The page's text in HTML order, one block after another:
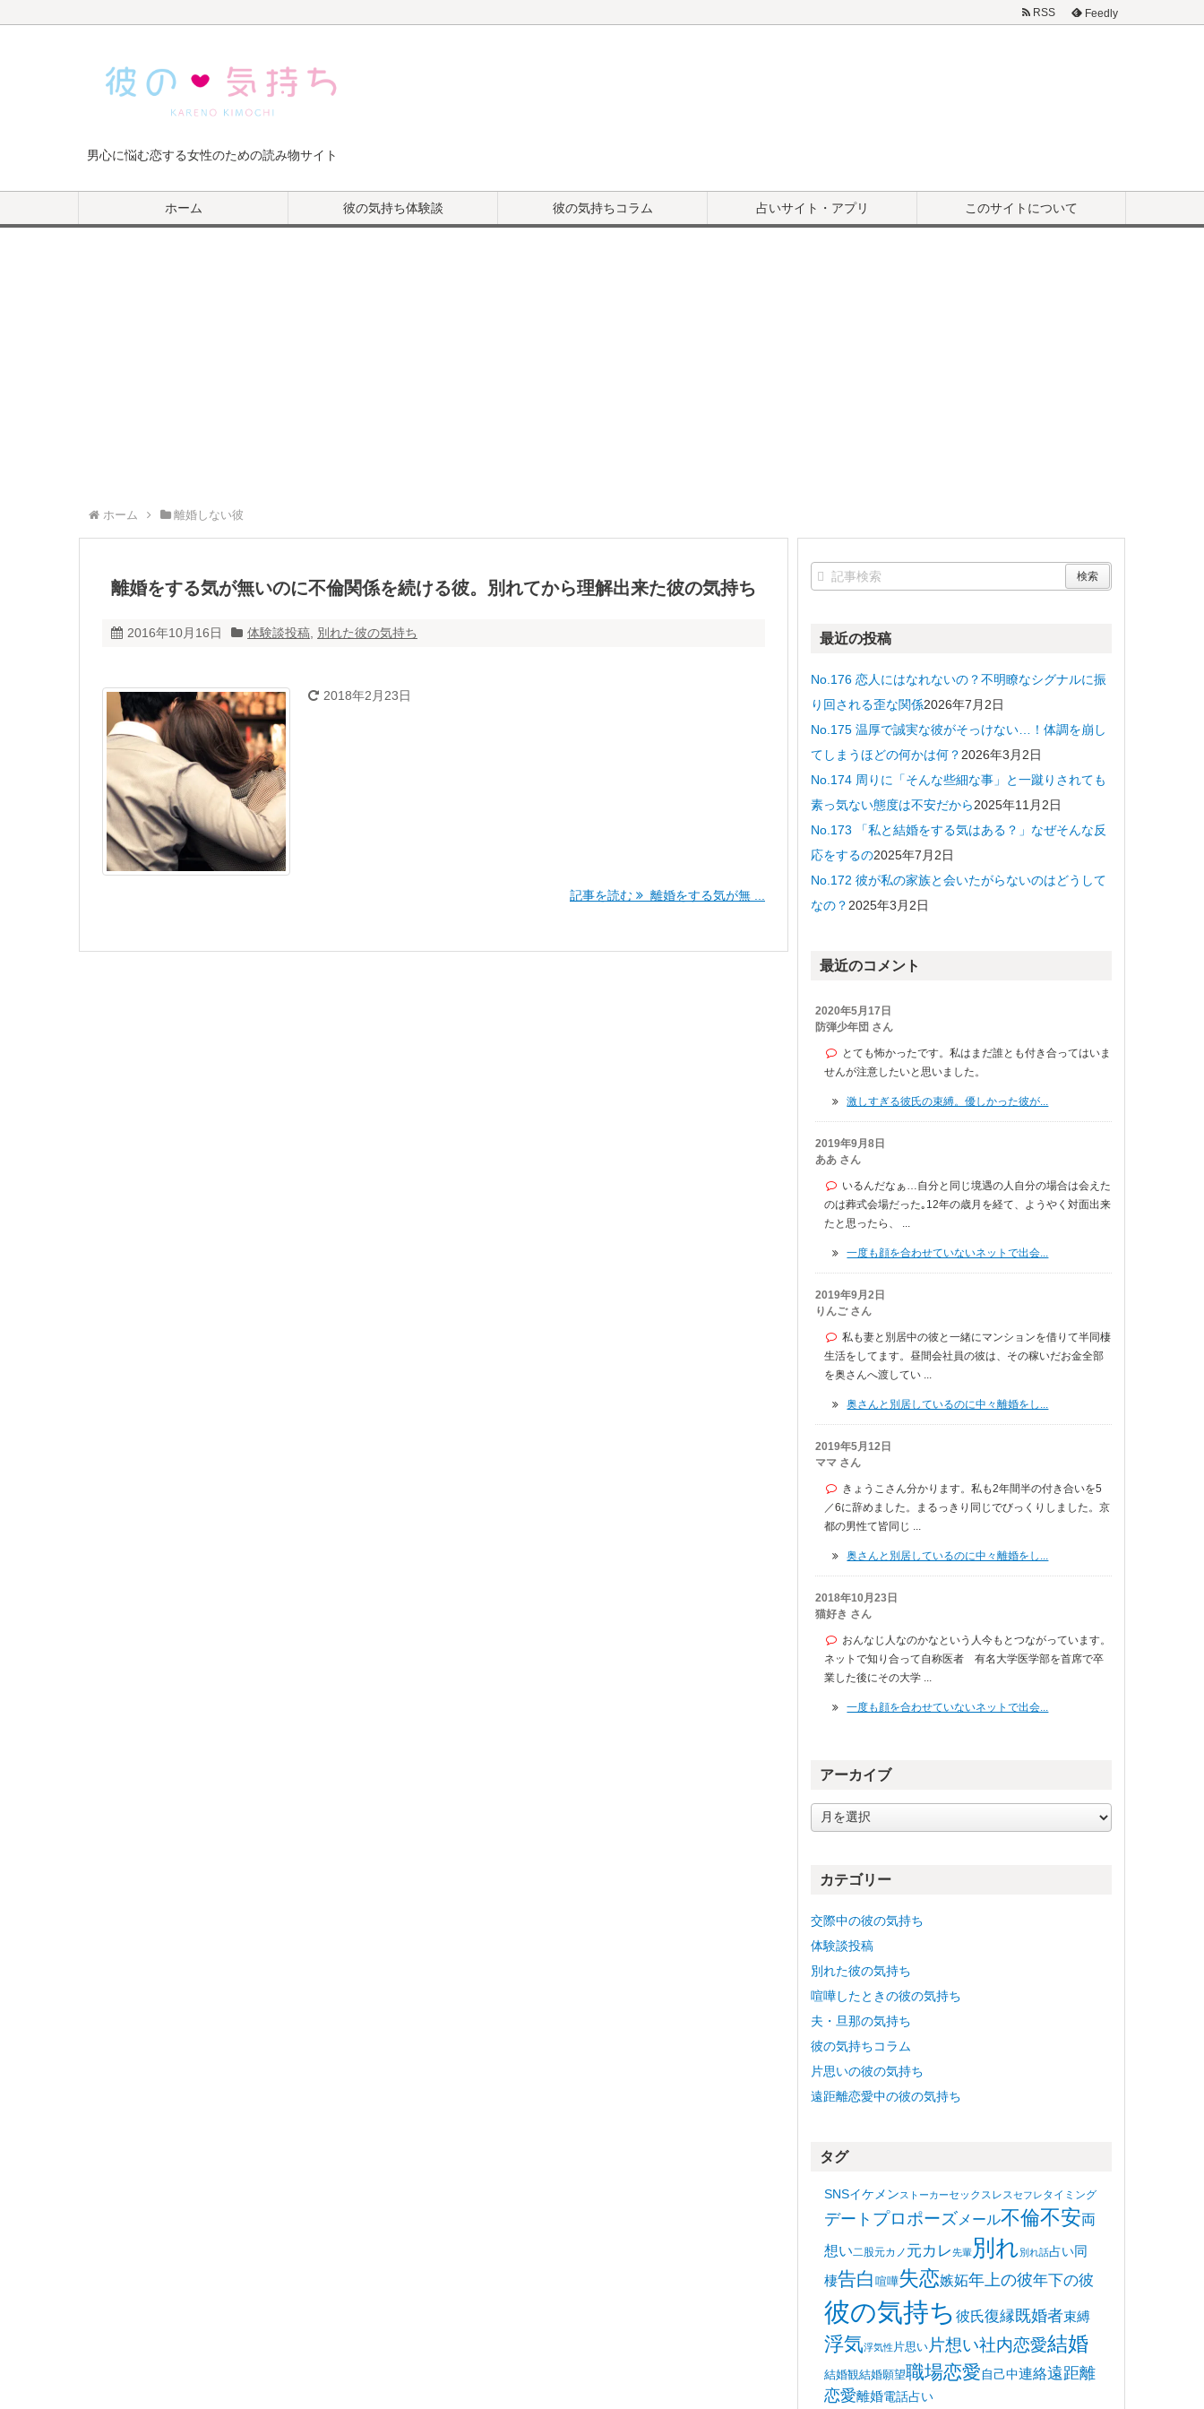
男心に悩む恋する女性のための読み物サイト
ホーム 彼の気持ち体験談 彼の気持ちコラム 占いサイト・アプリ このサイトについて
RSS Feedly
ホーム 離婚しない彼
離婚をする気が無いのに不倫関係を続ける彼。別れてから理解出来た彼の気持ち
2016年10月16日 体験談投稿 別れた彼の気持ち
2018年2月23日
記事を読む 離婚をする気が無 ...
最近の投稿
No.176 恋人にはなれないの？不明瞭なシグナルに振
り回される歪な関係2026年7月2日
No.175 温厚で誠実な彼がそっけない…！体調を崩し
てしまうほどの何かは何？ 2026年3月2日
No.174 周りに「そんな些細な事」と一蹴りされても
素っ気ない態度は不安だから2025年11月2日
No.173 「私と結婚をする気はある？」なぜそんな反
応をするの2025年7月2日
No.172 彼が私の家族と会いたがらないのはどうして
なの？ 2025年3月2日
最近のコメント
2020年5月17日
防弾少年団 さん
とても怖かったです。私はまだ誰とも付き合ってはいま
せんが注意したいと思いました。
激しすぎる彼氏の束縛。優しかった彼が...
2019年9月8日
ああ さん
いるんだなぁ…自分と同じ境遇の人自分の場合は会えた
のは葬式会場だった｡12年の歳月を経て、ようやく対面出来
たと思ったら、 ...
一度も顔を合わせていないネットで出会...
2019年9月2日
りんご さん
私も妻と別居中の彼と一緒にマンションを借りて半同棲
生活をしてます。昼間会社員の彼は、その稼いだお金全部
を奥さんへ渡してい ...
奥さんと別居しているのに中々離婚をし...
2019年5月12日
ママ さん
きょうこさん分かります。私も2年間半の付き合いを5
／6に辞めました。まるっきり同じでびっくりしました。京
都の男性て皆同じ ...
奥さんと別居しているのに中々離婚をし...
2018年10月23日
猫好き さん
おんなじ人なのかなという人今もとつながっています。
ネットで知り合って自称医者 有名大学医学部を首席で卒
業した後にその大学 ...
一度も顔を合わせていないネットで出会...
アーカイブ
ー
ブカテゴリー
交際中の彼の気持ち
体験談投稿
別れた彼の気持ち
喧嘩したときの彼の気持ち
夫・旦那の気持ち
彼の気持ちコラム
片思いの彼の気持ち
遠距離恋愛中の彼の気持ち
タグ
SNSイケメンストーカーセックスレスセフレタイミング
デート プロポーズ メール不倫不安両
想い二股元カノ 元カレ先輩 別れ別れ話占い同
棲告白 喧嘩失恋嫉妬年上の彼年下の彼
彼の気持ち 彼氏復縁既婚者束縛
浮気浮気性 片思い 片想い社内恋愛結婚
結婚観結婚願望職場恋愛自己中連絡遠距離
恋愛離婚電話占い